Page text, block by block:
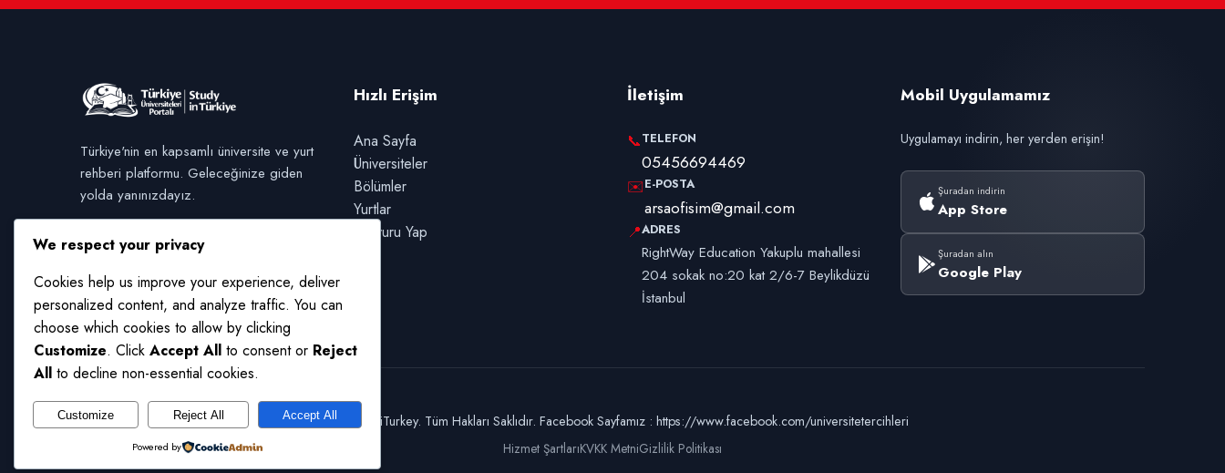
Türkiye'nin en kapsamlı üniversite ve yurt
rehberi platformu. Geleceğinize giden
yolda yanınızdayız.
Hızlı Erişim
Ana Sayfa
Üniversiteler
Bölümler
Yurtlar
Başvuru Yap
İletişim
📞TELEFON
05456694469
✉️E-POSTA
arsaofisim@gmail.com
📍ADRES
RightWay Education Yakuplu mahallesi
204 sokak no:20 kat 2/6-7 Beylikdüzü
İstanbul
Mobil Uygulamamız
Uygulamayı indirin, her yerden erişin!
Şuradan indirin
App Store
Şuradan alın
Google Play
© 2026 UniTurkey. Tüm Hakları Saklıdır. Facebook Sayfamız : https://www.facebook.com/universitetercihleri
Hizmet ŞartlarıKVKK MetniGizlilik Politikası
We respect your privacy
Cookies help us improve your experience, deliver
personalized content, and analyze traffic. You can
choose which cookies to allow by clicking
Customize. Click Accept All to consent or Reject
All to decline non-essential cookies.
Customize Reject All Accept All
Powered by